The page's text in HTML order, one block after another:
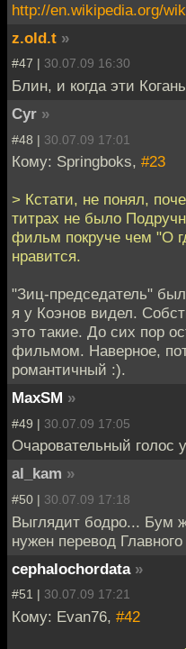
http://en.wikipedia.org/
z.old.t »
#47 | 30.07.09 16:30
Блин, и когда эти
Cyr »
#48 | 30.07.09 17:01
Кому: Springboks, #23
> Кстати, не понял,
титрах не было
фильм покруче чем "О
нравится.
"Зиц-председатель"
я у Коэнов видел.
это такие. До сих пор
фильмом. Наверное,
романтичный :).
MaxSM »
#49 | 30.07.09 17:05
Очаровательный голос
al_kam »
#50 | 30.07.09 17:18
Выглядит бодро... Бум
нужен перевод
cephalochordata »
#51 | 30.07.09 17:21
Кому: Evan76, #42